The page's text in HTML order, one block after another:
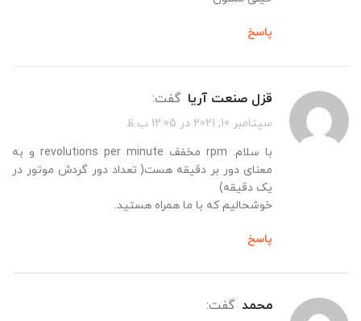
پاسخ
قزل صنعت آریا گفت:
سپتامبر 10, 2021 در 12:05 ب.ظ
با سلام. rpm مخفف revolutions per minute و به
معنای دور بر دقیقه هست( تعداد دور گردش موتور در
یک دقیقه)
خوشحالیم که با ما همراه هستید.
پاسخ
محمد گفت: